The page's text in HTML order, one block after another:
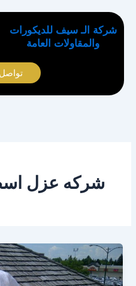
إلى
المحتوىشركة الـ سيف للديكورات
والمقاولات العامة
شركه عزل